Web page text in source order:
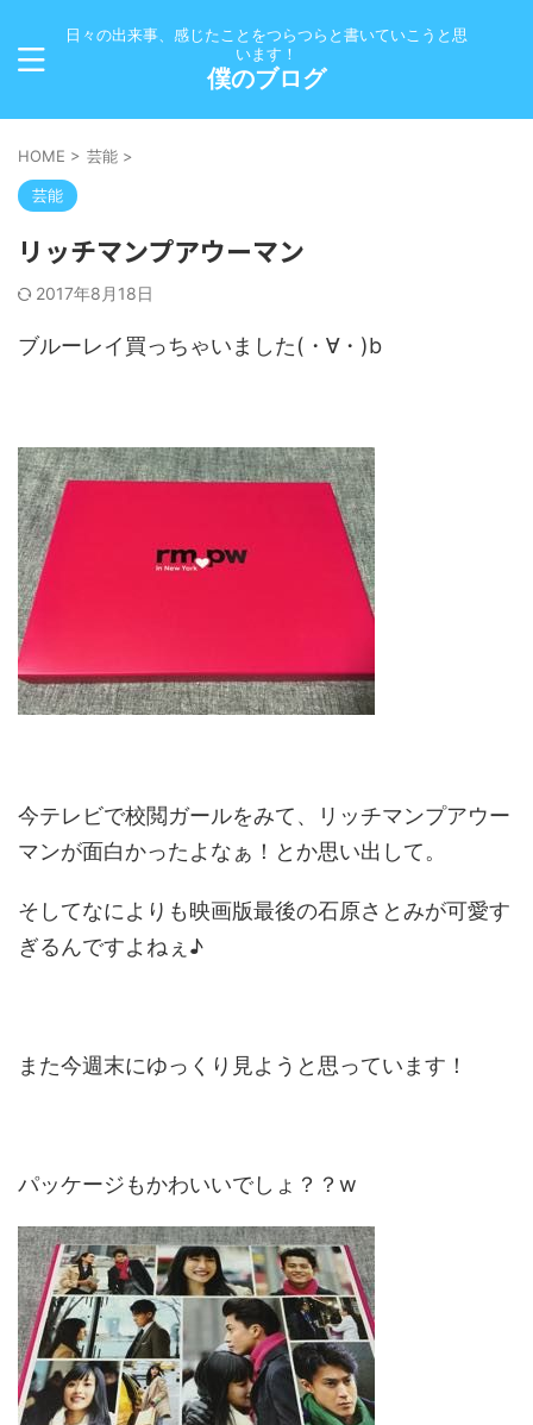
日々の出来事、感じたことをつらつらと書いていこうと思
います！
僕のブログ
HOME > 芸能 >
芸能
リッチマンプアウーマン
2017年8月18日
ブルーレイ買っちゃいました(・∀・)b
今テレビで校閲ガールをみて、リッチマンプアウー
マンが面白かったよなぁ！とか思い出して。
そしてなによりも映画版最後の石原さとみが可愛す
ぎるんですよねぇ♪
また今週末にゆっくり見ようと思っています！
パッケージもかわいいでしょ？？w